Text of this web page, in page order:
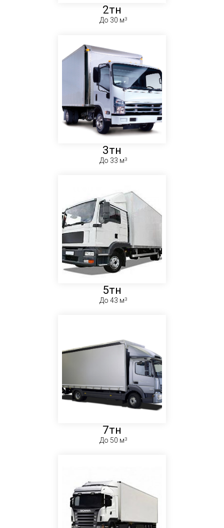
2тн
До 30 м
3тн
До 33 м
5тн
До 43 м
7тн
До 50 м